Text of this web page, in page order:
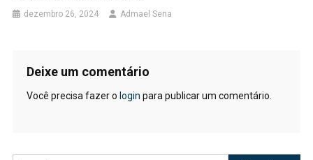
dezembro 26, 2024 Admael Sena
Deixe um comentário
Você precisa fazer o login para publicar um comentário.